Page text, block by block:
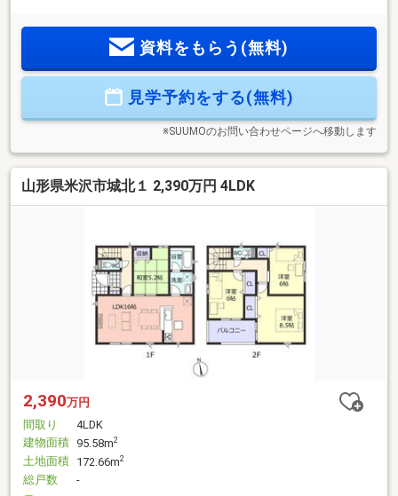
法！・複利で住宅ローンを返済する驚きの方法術！※聞いて損
はありません。・地震で生じた亀裂を探して保険会社に代理
が０円になる方法！・売却税金を安くする方法！・賃貸相場
ンを住宅ローンに取りまとめ
資料をもらう(無料)
見学予約をする(無料)
※SUUMOのお問い合わせページへ移動します
山形県米沢市城北１ 2,390万円 4LDK
2,390万円
間取り
4LDK
建物面積 95.58m2
土地面積 172.66m2
総戸数
-